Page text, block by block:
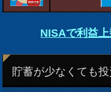
NISAで利益
貯蓄が少なくても